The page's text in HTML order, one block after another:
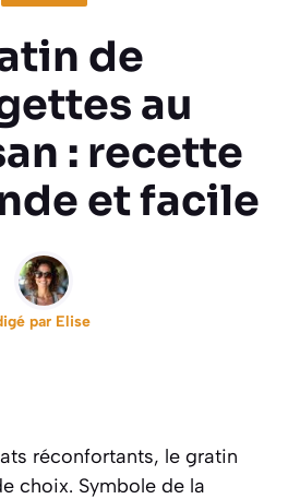
de
au
: recette
et facile
par Elise
réconfortants, le gratin
choix. Symbole de la